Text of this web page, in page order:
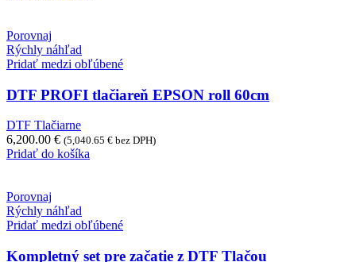
Porovnaj
Rýchly náhľad
Pridať medzi obľúbené
DTF PROFI tlačiareň EPSON roll 60cm
DTF Tlačiarne
6,200.00 € (5,040.65 € bez DPH)
Pridať do košíka
Porovnaj
Rýchly náhľad
Pridať medzi obľúbené
Kompletný set pre začatie z DTF Tlačou